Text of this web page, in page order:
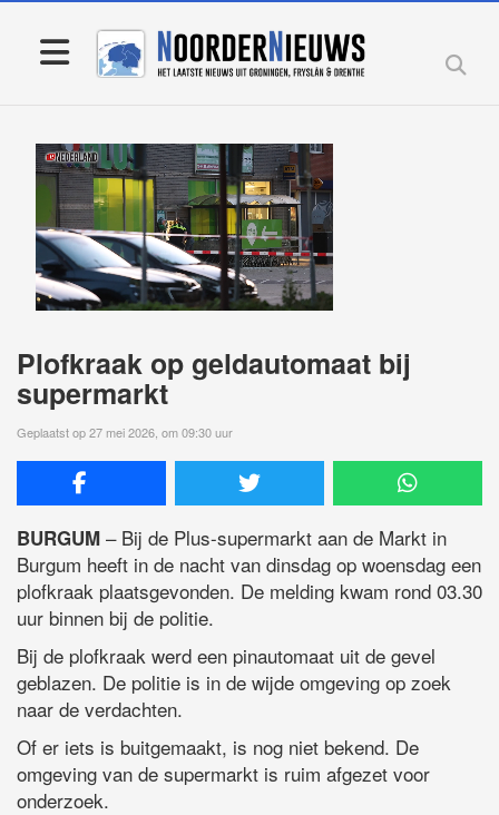
Plofkraak op geldautomaat bij
supermarkt
Geplaatst op 27 mei 2026, om 09:30 uur
BURGUM – Bij de Plus-supermarkt aan de Markt in
Burgum heeft in de nacht van dinsdag op woensdag een
plofkraak plaatsgevonden. De melding kwam rond 03.30
uur binnen bij de politie.
Bij de plofkraak werd een pinautomaat uit de gevel
geblazen. De politie is in de wijde omgeving op zoek
naar de verdachten.
Of er iets is buitgemaakt, is nog niet bekend. De
omgeving van de supermarkt is ruim afgezet voor
onderzoek.